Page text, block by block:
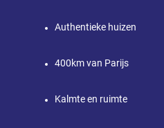
Authentieke huizen
400km van Parijs
Kalmte en ruimte